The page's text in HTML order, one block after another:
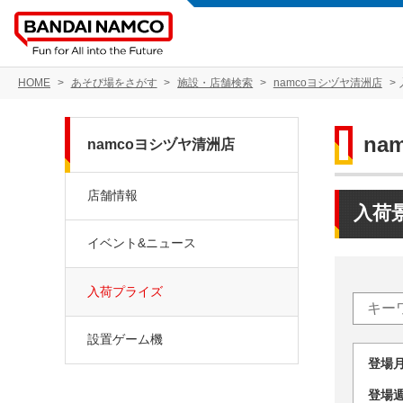
HOME あそび場をさがす 施設・店舗検索 namcoヨシヅヤ清洲店
入荷
登
登
namcoヨシヅヤ清洲店
店舗情報
イベント&ニュース
入荷プライズ
設置ゲーム機